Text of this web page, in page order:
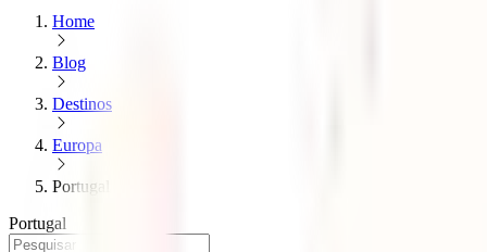
Home
Blog
Destinos
Europa
Portugal
Portugal